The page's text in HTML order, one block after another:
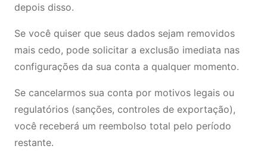
depois disso.
Se você quiser que seus dados sejam removidos
mais cedo, pode solicitar a exclusão imediata nas
configurações da sua conta a qualquer momento.
Se cancelarmos sua conta por motivos legais ou
regulatórios (sanções, controles de exportação),
você receberá um reembolso total pelo período
restante.